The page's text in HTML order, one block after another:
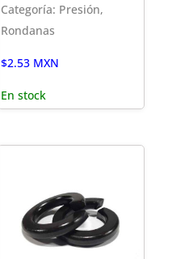
Categoría: Presión,
Rondanas
$2.53 MXN
En stock